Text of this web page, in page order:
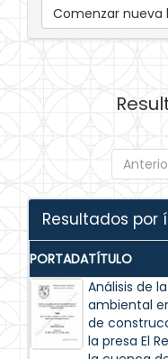
Comenzar nueva
Resultados por
PORTADATÍTULO
Análisis de
ambiental
de
la presa El